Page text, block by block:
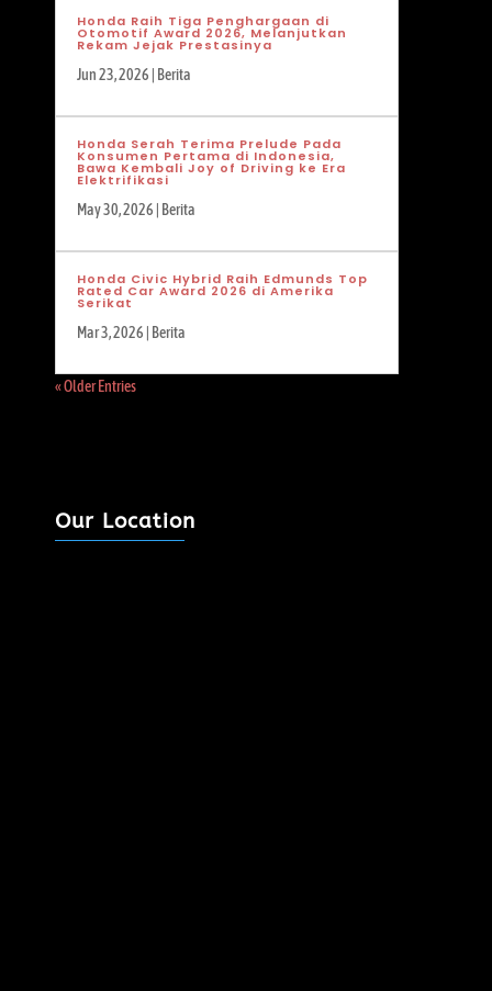
Honda Raih Tiga Penghargaan di
Otomotif Award 2026, Melanjutkan
Rekam Jejak Prestasinya
Jun 23, 2026 | Berita
Honda Serah Terima Prelude Pada
Konsumen Pertama di Indonesia,
Bawa Kembali Joy of Driving ke Era
Elektrifikasi
May 30, 2026 | Berita
Honda Civic Hybrid Raih Edmunds Top
Rated Car Award 2026 di Amerika
Serikat
Mar 3, 2026 | Berita
« Older Entries
Our Location